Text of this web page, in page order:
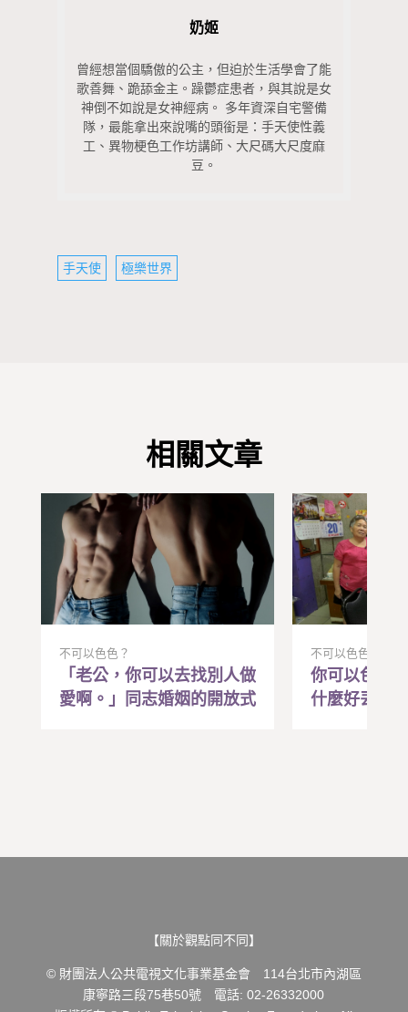
奶姬
曾經想當個驕傲的公主，但迫於生活學會了能
歌善舞、跪舔金主。躁鬱症患者，與其說是女
神倒不如說是女神經病。 多年資深自宅警備
隊，最能拿出來說嘴的頭銜是：手天使性義
工、異物梗色工作坊講師、大尺碼大尺度麻
豆。
手天使 極樂世界
相關文章
不可以色色？
「老公，你可以去找別人做
愛啊。」同志婚姻的開放式
不可以色色？
你可以色色
什麼好丟臉
【關於觀點同不同】
© 財團法人公共電視文化事業基金會 114台北市內湖區
康寧路三段75巷50號 電話: 02-26332000